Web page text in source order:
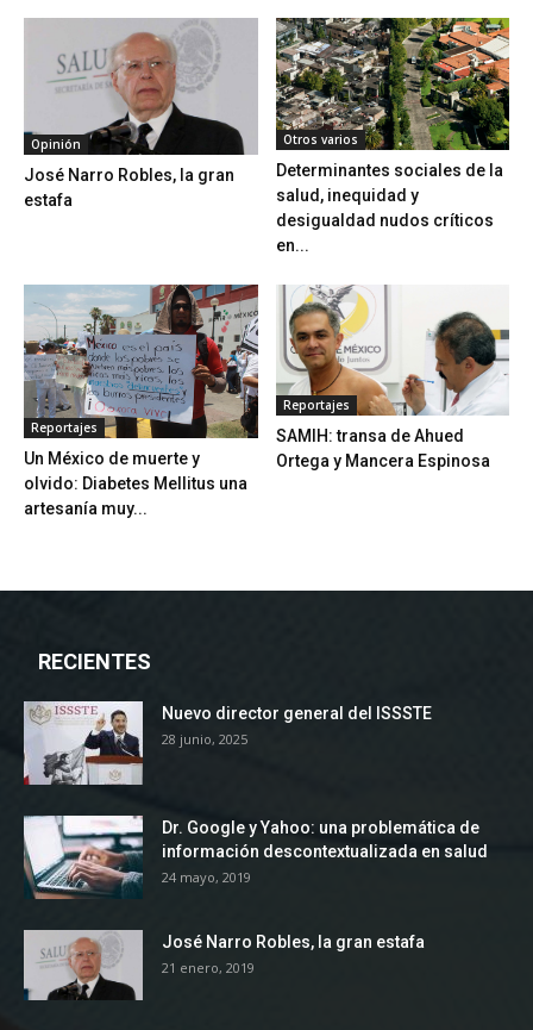
Opinión
José Narro Robles, la gran
estafa
Otros varios
Determinantes sociales de la
salud, inequidad y
desigualdad nudos críticos
en...
Reportajes
Un México de muerte y
olvido: Diabetes Mellitus una
artesanía muy...
Reportajes
SAMIH: transa de Ahued
Ortega y Mancera Espinosa
RECIENTES
Nuevo director general del ISSSTE
28 junio, 2025
Dr. Google y Yahoo: una problemática de
información descontextualizada en salud
24 mayo, 2019
José Narro Robles, la gran estafa
21 enero, 2019